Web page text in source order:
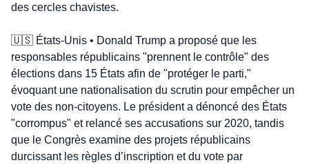
des cercles chavistes.
🇺🇸 États-Unis • Donald Trump a proposé que les
responsables républicains "prennent le contrôle" des
élections dans 15 États afin de "protéger le parti,"
évoquant une nationalisation du scrutin pour empêcher un
vote des non-citoyens. Le président a dénoncé des États
"corrompus" et relancé ses accusations sur 2020, tandis
que le Congrès examine des projets républicains
durcissant les règles d’inscription et du vote par